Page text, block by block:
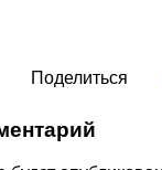
Поделиться